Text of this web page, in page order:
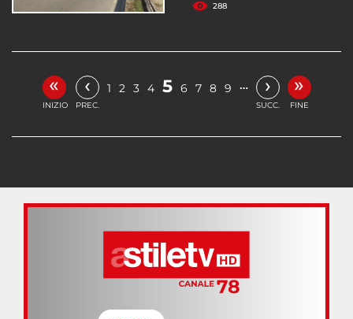
288
«
INIZIO
‹
PREC.
1 2 3 4 5 6 7 8 9 … ›
SUCC.
»
FINE